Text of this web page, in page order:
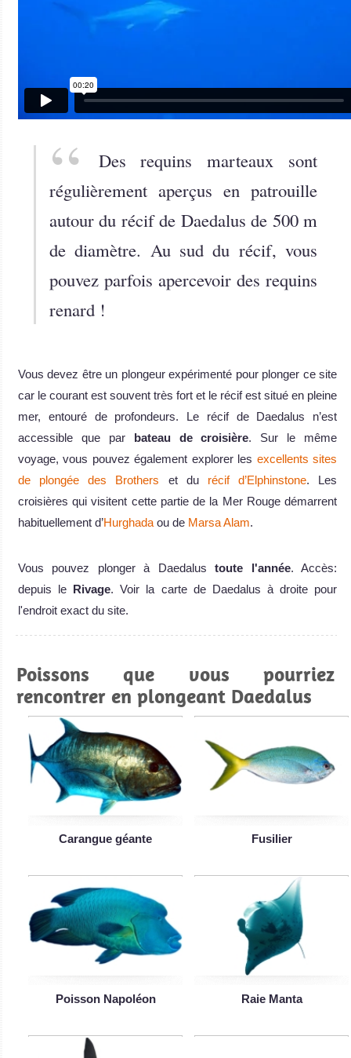
Des requins marteaux sont
régulièrement aperçus en patrouille
autour du récif de Daedalus de 500 m
de diamètre. Au sud du récif, vous
pouvez parfois apercevoir des requins
renard !
Vous devez être un plongeur expérimenté pour plonger ce site
car le courant est souvent très fort et le récif est situé en pleine
mer, entouré de profondeurs. Le récif de Daedalus n’est
accessible que par bateau de croisière. Sur le même
voyage, vous pouvez également explorer les excellents sites
de plongée des Brothers et du récif d’Elphinstone. Les
croisières qui visitent cette partie de la Mer Rouge démarrent
habituellement d’Hurghada ou de Marsa Alam.
Vous pouvez plonger à Daedalustoute l'année. Accès:
depuis le Rivage. Voir la carte de Daedalus à droite pour
l'endroit exact du site.
Poissons que vous pourriez
rencontrer en plongeant Daedalus
Carangue géante Fusilier
Poisson Napoléon Raie Manta